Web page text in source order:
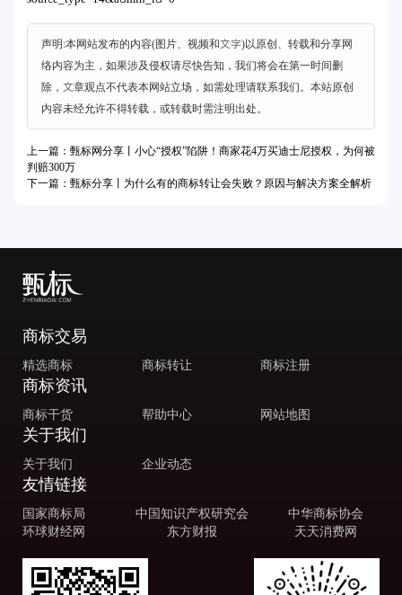
声明:本网站发布的内容(图片、视频和文字)以原创、转载和分享网
络内容为主，如果涉及侵权请尽快告知，我们将会在第一时间删
除，文章观点不代表本网站立场，如需处理请联系我们。本站原创
内容未经允许不得转载，或转载时需注明出处。
上一篇：甄标网分享丨小心“授权”陷阱！商家花4万买迪士尼授权，为何被
判赔300万
下一篇：甄标分享丨为什么有的商标转让会失败？原因与解决方案全解析
商标交易
精选商标 商标转让 商标注册
商标资讯
商标干货 帮助中心 网站地图
关于我们
关于我们 企业动态
友情链接
国家商标局 中国知识产权研究会
中华商标协会
环球财经网
东方财报 天天消费网